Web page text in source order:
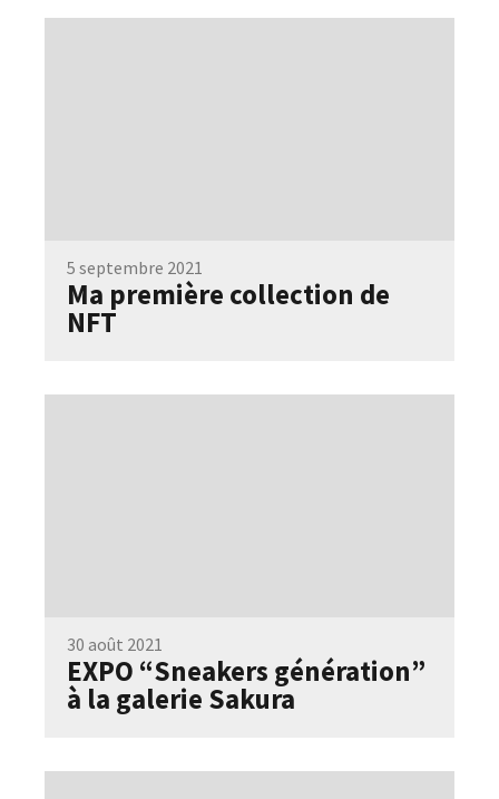
5 septembre 2021
Ma première collection de
NFT
30 août 2021
EXPO “Sneakers génération”
à la galerie Sakura